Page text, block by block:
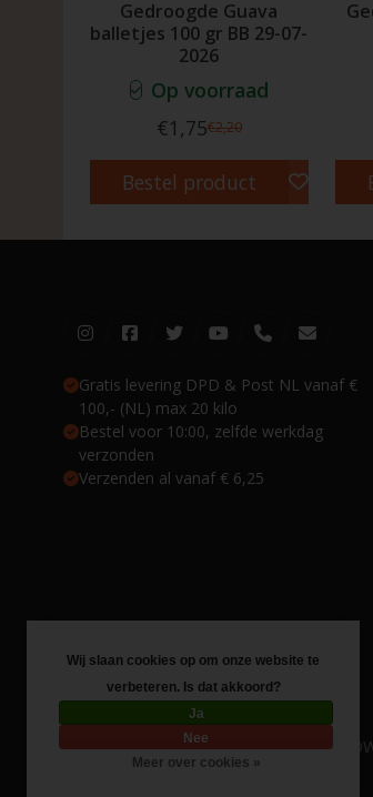
Gedroogde Guava
balletjes 100 gr BB 29-07-
2026
Op voorraad
€1,75€2,20
Bestel product
Gratis levering DPD & Post NL vanaf €
100,- (NL) max 20 kilo
Bestel voor 10:00, zelfde werkdag
verzonden
Verzenden al vanaf € 6,25
© Copyright 2026 Toko 4 All-
Wij slaan cookies op om onze website te
verbeteren. Is dat akkoord?
Ja
Nee
Meer over cookies »